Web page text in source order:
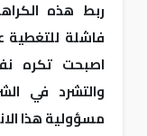
ربط هذه
فاشلة للتغطية
اصبحت تكره
والتشرد في
مسؤولية هذا